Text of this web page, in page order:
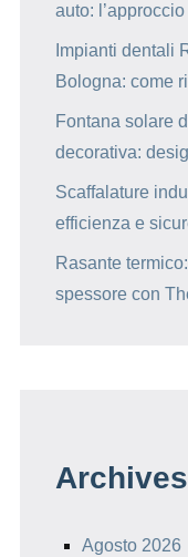
auto:
Impianti dentali
Bologna: come
Fontana solare
decorativa:
Scaffalature
efficienza e
Rasante
spessore con
Archives
Agosto 2026